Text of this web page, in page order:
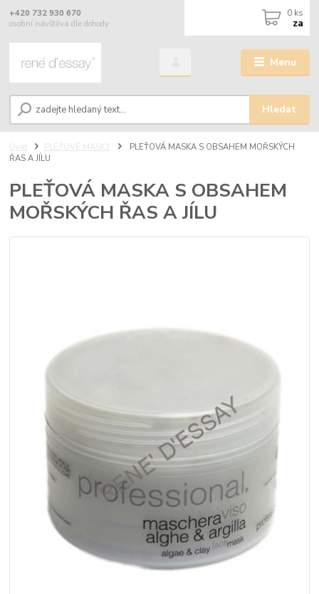
Menu
Hledat
+420 732 930 670
osobní návštěva dle dohody
0 ks
za
Úvod PLEŤOVÉ MASKY
PLEŤOVÁ MASKA S OBSAHEM MOŘSKÝCH
ŘAS A JÍLU
PLEŤOVÁ MASKA S OBSAHEM
MOŘSKÝCH ŘAS A JÍLU